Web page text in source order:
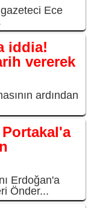
Ece
iddia!
vererek
ardından
Erdoğan'a
Önder...